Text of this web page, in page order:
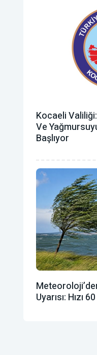
Kocaeli
Ve
Başlıyor
Uyarısı: Hızı